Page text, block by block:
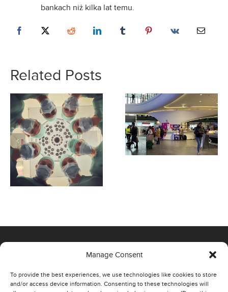
Manage Consent
To provide the best experiences, we use technologies like cookies to store
and/or access device information. Consenting to these technologies will
bankach niż kilka lat temu.
Related Posts
00-807 Warszawa,